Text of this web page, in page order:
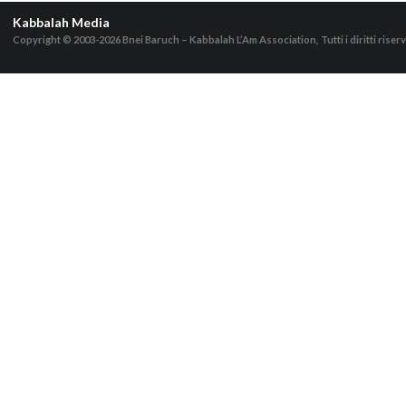
Kabbalah Media
Copyright © 2003-2026Bnei Baruch – Kabbalah L’Am Association, Tutti i diritti